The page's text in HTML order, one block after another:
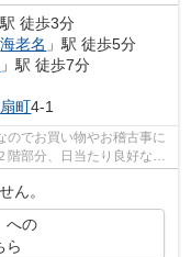
駅 徒歩3分
海老名 」駅 徒歩5分
」駅 徒歩7分
扇町4-1
のでお買い物やお稽古事に
部分、日当たり良好な南
ん。
への
ら